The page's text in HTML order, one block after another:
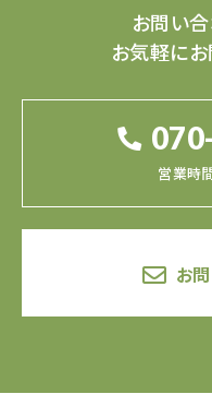
お問い
お気軽に
営業時間
お